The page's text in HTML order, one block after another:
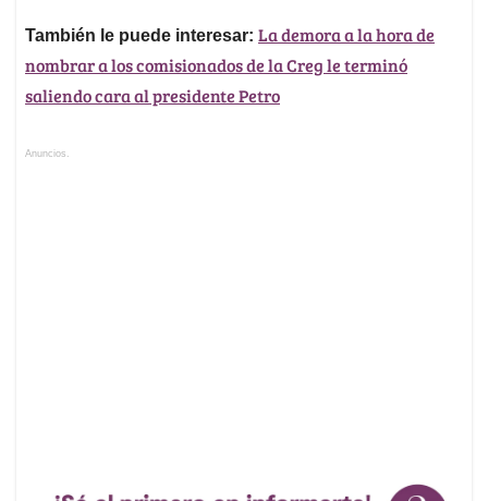
También le puede interesar: La demora a la hora de
nombrar a los comisionados de la Creg le terminó
saliendo cara al presidente Petro
Anuncios.